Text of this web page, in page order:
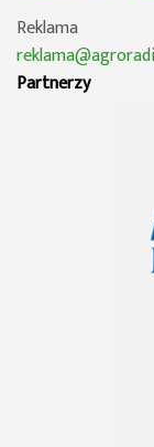
Reklama
Partnerzy